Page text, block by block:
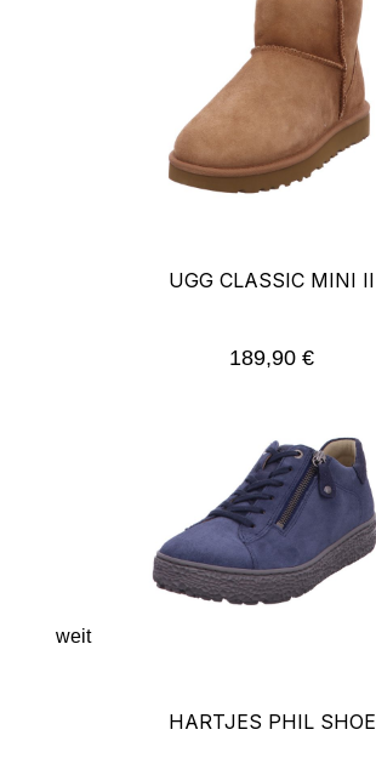
UGG CLASSIC MINI II
Regulärer Preis:
189,90 €
weit
HARTJES PHIL SHOE